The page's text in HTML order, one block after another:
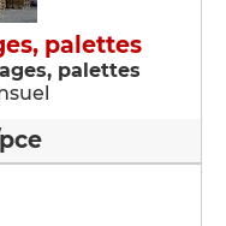
palettes
palettes